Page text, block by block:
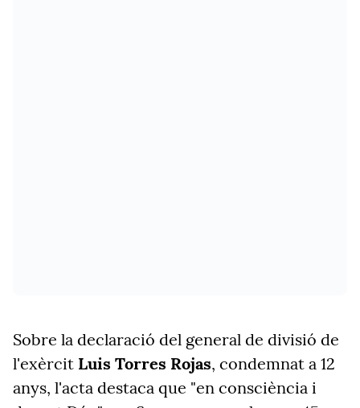
Sobre la declaració del general de divisió de
l'exèrcit Luis Torres Rojas, condemnat a 12
anys, l'acta destaca que "en consciència i